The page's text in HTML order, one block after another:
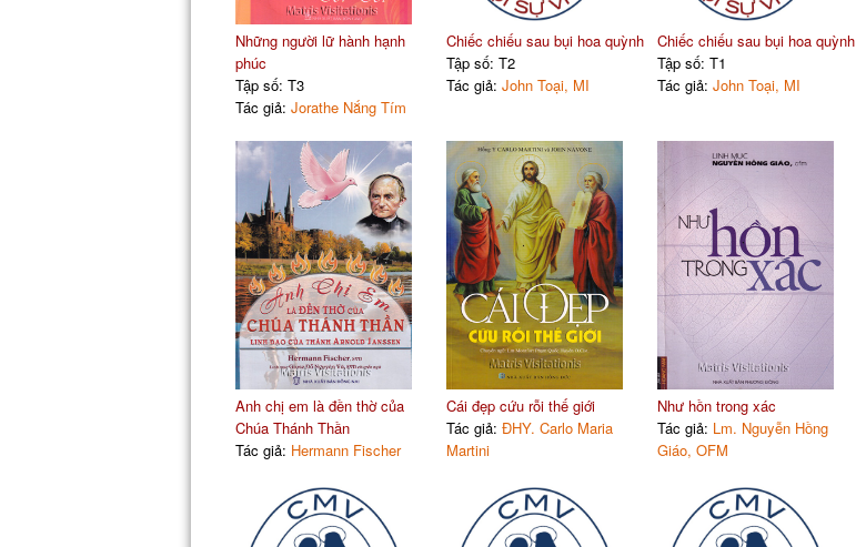
Những người lữ hành hạnh
phúc
Tập số: T3
Tác giả: Jorathe Nắng Tím
Chiếc chiếu sau bụi hoa quỳnh
Tập số: T2
Tác giả: John Toại, MI
Chiếc chiếu sau bụi hoa quỳnh
Tập số: T1
Tác giả: John Toại, MI
Anh chị em là đền thờ của
Chúa Thánh Thần
Tác giả: Hermann Fischer
Cái đẹp cứu rỗi thế giới
Tác giả: ĐHY. Carlo Maria
Martini
Như hồn trong xác
Tác giả: Lm. Nguyễn Hồng
Giáo, OFM